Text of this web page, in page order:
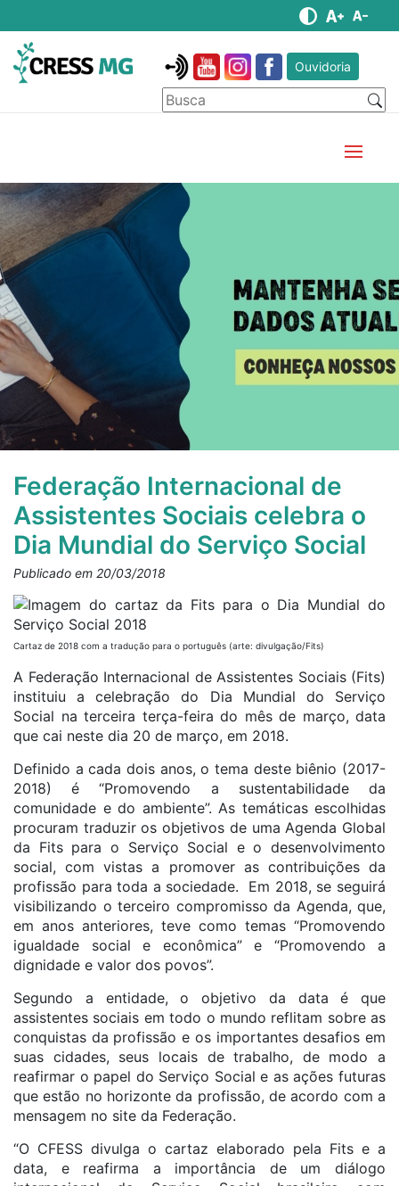
Ouvidoria
Federação Internacional de
Assistentes Sociais celebra o
Dia Mundial do Serviço Social
Publicado em 20/03/2018
Cartaz de 2018 com a tradução para o português (arte: divulgação/Fits)
A Federação Internacional de Assistentes Sociais (Fits)
instituiu a celebração do Dia Mundial do Serviço
Social na terceira terça-feira do mês de março, data
que cai neste dia 20 de março, em 2018.
Definido a cada dois anos, o tema deste biênio (2017-
2018) é “Promovendo a sustentabilidade da
comunidade e do ambiente”. As temáticas escolhidas
procuram traduzir os objetivos de uma Agenda Global
da Fits para o Serviço Social e o desenvolvimento
social, com vistas a promover as contribuições da
profissão para toda a sociedade. Em 2018, se seguirá
visibilizando o terceiro compromisso da Agenda, que,
em anos anteriores, teve como temas “Promovendo
igualdade social e econômica” e “Promovendo a
dignidade e valor dos povos”.
Segundo a entidade, o objetivo da data é que
assistentes sociais em todo o mundo reflitam sobre as
conquistas da profissão e os importantes desafios em
suas cidades, seus locais de trabalho, de modo a
reafirmar o papel do Serviço Social e as ações futuras
que estão no horizonte da profissão, de acordo com a
mensagem no site da Federação.
“O CFESS divulga o cartaz elaborado pela Fits e a
data, e reafirma a importância de um diálogo